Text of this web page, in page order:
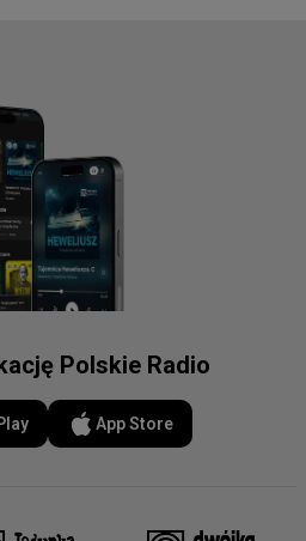
Polskie Radio
App Store